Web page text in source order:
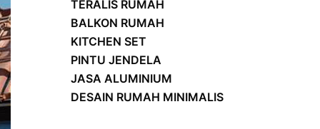
TERALIS RUMAH
BALKON RUMAH
KITCHEN SET
PINTU JENDELA
JASA ALUMINIUM
DESAIN RUMAH MINIMALIS